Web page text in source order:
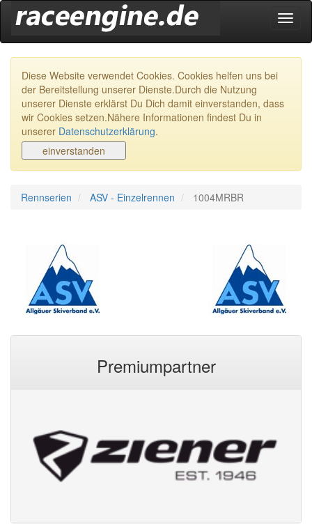
Diese Website verwendet Cookies. Cookies helfen uns bei
der Bereitstellung unserer Dienste.Durch die Nutzung
unserer Dienste erklärst Du Dich damit einverstanden, dass
wir Cookies setzen.Nähere Informationen findest Du in
unserer Datenschutzerklärung.
Rennserien ASV - Einzelrennen 1004MRBR
Premiumpartner